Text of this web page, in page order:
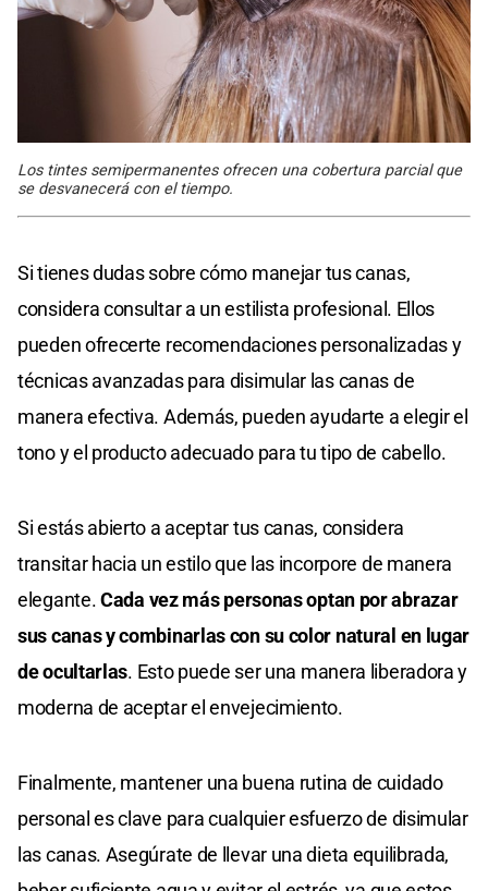
Los tintes semipermanentes ofrecen una cobertura parcial que
se desvanecerá con el tiempo.
Si tienes dudas sobre cómo manejar tus canas,
considera consultar a un estilista profesional. Ellos
pueden ofrecerte recomendaciones personalizadas y
técnicas avanzadas para disimular las canas de
manera efectiva. Además, pueden ayudarte a elegir el
tono y el producto adecuado para tu tipo de cabello.
Si estás abierto a aceptar tus canas, considera
transitar hacia un estilo que las incorpore de manera
elegante.Cada vez más personas optan por abrazar
sus canas y combinarlas con su color natural en lugar
de ocultarlas. Esto puede ser una manera liberadora y
moderna de aceptar el envejecimiento.
Finalmente, mantener una buena rutina de cuidado
personal es clave para cualquier esfuerzo de disimular
las canas. Asegúrate de llevar una dieta equilibrada,